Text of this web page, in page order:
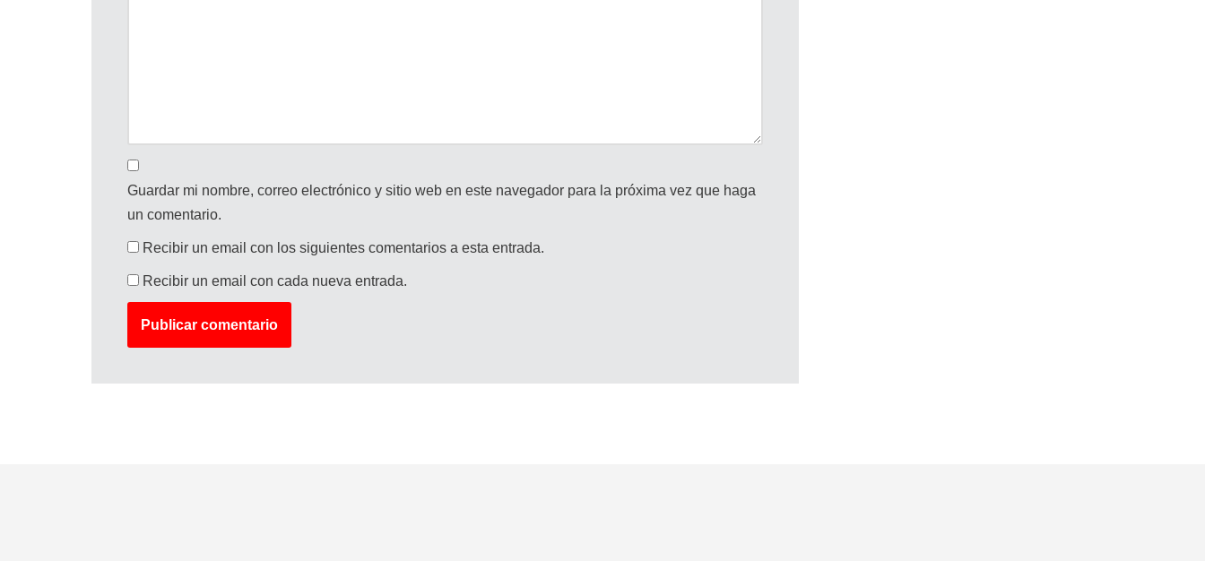
Guardar mi nombre, correo electrónico y sitio web en este navegador para la próxima vez que haga
un comentario.
Recibir un email con los siguientes comentarios a esta entrada.
Recibir un email con cada nueva entrada.